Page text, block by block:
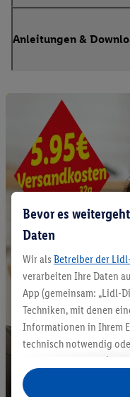
Anleitungen &
Bevor es
Daten
Wir als Betreiber der
verarbeiten Ihre Daten
App (gemeinsam: „Lidl-
Techniken, mit denen
Informationen in Ihrem
technisch notwendig
auch durch Partner (u.a.
Verantwortliche; im
insgesamt